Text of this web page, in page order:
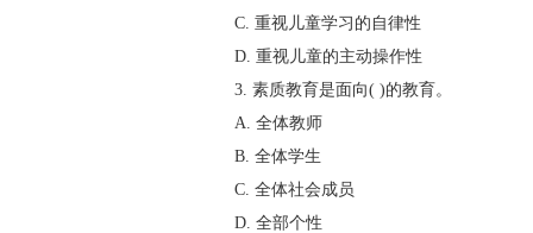
C. 重视儿童学习的自律性
D. 重视儿童的主动操作性
3. 素质教育是面向( )的教育。
A. 全体教师
B. 全体学生
C. 全体社会成员
D. 全部个性